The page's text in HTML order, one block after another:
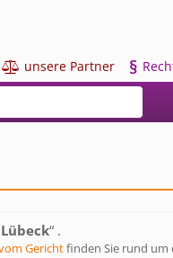
 unsere Partner § R
Lübeck“ .
Gerichtfinden Sie rund um